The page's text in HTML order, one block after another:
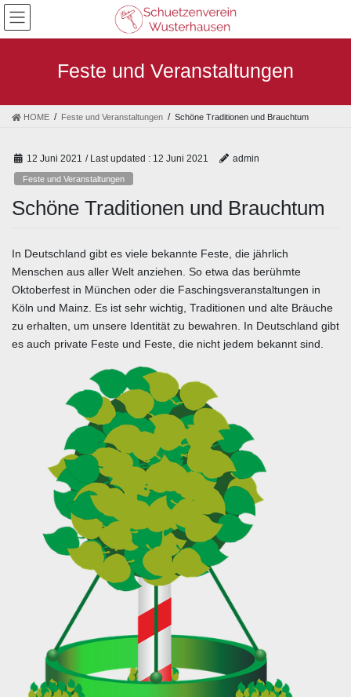
Skip
the
Skip
the
Feste und Veranstaltungen
HOME Feste und Veranstaltungen Schöne Traditionen und Brauchtum
12 Juni 2021 / Last updated : 12 Juni 2021 admin
Feste und Veranstaltungen
Schöne Traditionen und Brauchtum
In Deutschland gibt es viele bekannte Feste, die jährlich
Menschen aus aller Welt anziehen. So etwa das berühmte
Oktoberfest in München oder die Faschingsveranstaltungen in
Köln und Mainz. Es ist sehr wichtig, Traditionen und alte Bräuche
zu erhalten, um unsere Identität zu bewahren. In Deutschland gibt
es auch private Feste und Feste, die nicht jedem bekannt sind.